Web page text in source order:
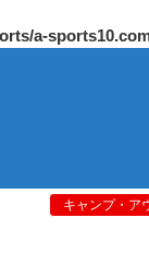
a-
キャンプ・ア